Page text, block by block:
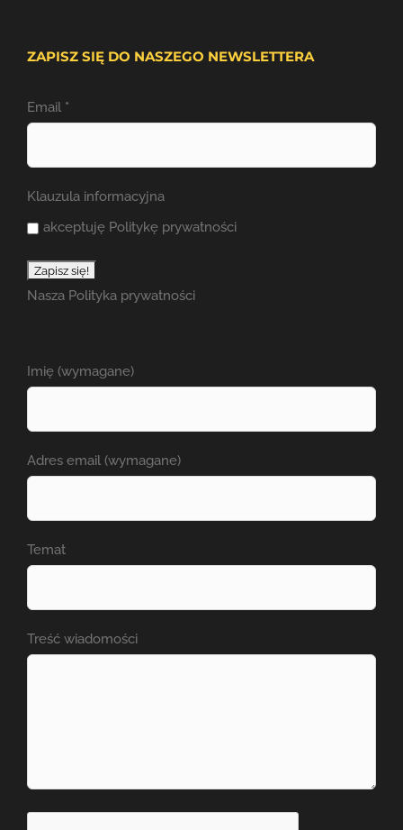
ZAPISZ SIĘ DO NASZEGO NEWSLETTERA
Email *
Klauzula informacyjna
akceptuję Politykę prywatności
Nasza Polityka prywatności
Imię (wymagane)
Adres email (wymagane)
Temat
Treść wiadomości